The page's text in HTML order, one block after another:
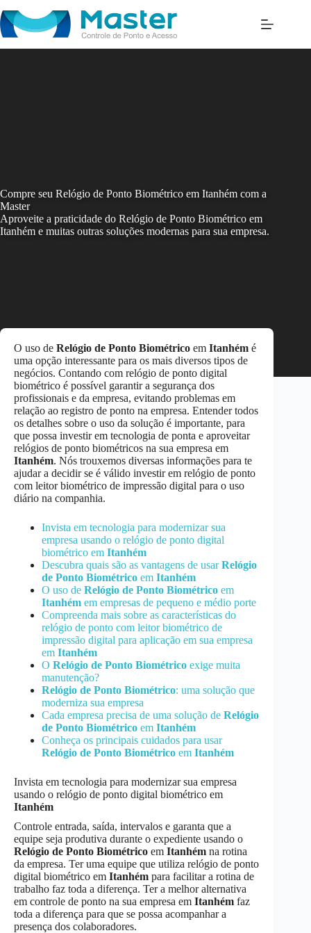
to
content
Compre seu Relógio de Ponto Biométrico em Itanhém com a
Master
Aproveite a praticidade do Relógio de Ponto Biométrico em
Itanhém e muitas outras soluções modernas para sua empresa.
O uso de Relógio de Ponto Biométrico em Itanhém é
uma opção interessante para os mais diversos tipos de
negócios. Contando com relógio de ponto digital
biométrico é possível garantir a segurança dos
profissionais e da empresa, evitando problemas em
relação ao registro de ponto na empresa. Entender todos
os detalhes sobre o uso da solução é importante, para
que possa investir em tecnologia de ponta e aproveitar
relógios de ponto biométricos na sua empresa em
Itanhém. Nós trouxemos diversas informações para te
ajudar a decidir se é válido investir em relógio de ponto
com leitor biométrico de impressão digital para o uso
diário na companhia.
Invista em tecnologia para modernizar sua
empresa usando o relógio de ponto digital
biométrico em Itanhém
Descubra quais são as vantagens de usarRelógio
de Ponto Biométrico em Itanhém
O uso de Relógio de Ponto Biométrico em
Itanhém em empresas de pequeno e médio porte
Compreenda mais sobre as características do
relógio de ponto com leitor biométrico de
impressão digital para aplicação em sua empresa
em Itanhém
O Relógio de Ponto Biométrico exige muita
manutenção?
Relógio de Ponto Biométrico: uma solução que
moderniza sua empresa
Cada empresa precisa de uma solução de Relógio
de Ponto Biométrico em Itanhém
Conheça os principais cuidados para usar
Relógio de Ponto Biométrico em Itanhém
Invista em tecnologia para modernizar sua empresa
usando o relógio de ponto digital biométrico em
Itanhém
Controle entrada, saída, intervalos e garanta que a
equipe seja produtiva durante o expediente usando o
Relógio de Ponto Biométrico em Itanhém na rotina
da empresa. Ter uma equipe que utiliza relógio de ponto
digital biométrico em Itanhém para facilitar a rotina de
trabalho faz toda a diferença. Ter a melhor alternativa
em controle de ponto na sua empresa em Itanhém faz
toda a diferença para que se possa acompanhar a
presença dos colaboradores.